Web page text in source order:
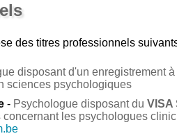
des titres professionnels
disposant d'un enregistrement à
sciences psychologiques
- Psychologue disposant du VISA
les psychologues